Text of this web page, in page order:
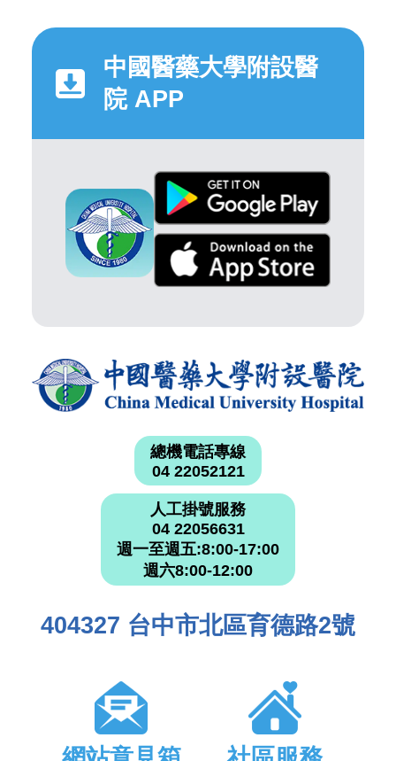
中國醫藥大學附設醫
院 APP
總機電話專線
04 22052121
人工掛號服務
04 22056631
週一至週五:8:00-17:00
週六8:00-12:00
404327 台中市北區育德路2號